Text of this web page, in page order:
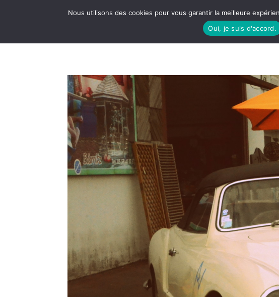
LE STUDIO
Nous utilisons des cookies pour vous garantir la meilleure
Oui, je suis d'accord.